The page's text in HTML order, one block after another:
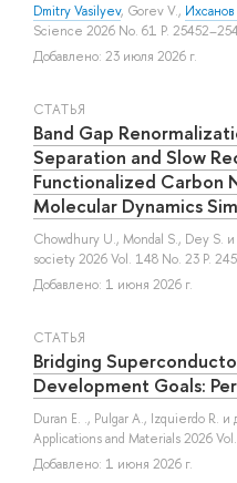
Dmitry Vasilyev, Gorev V.,
Science 2026 No. 61 P.
Добавлено: 23 июля 2026 г.
СТАТЬЯ
Band Gap
Separation and Slow
Functionalized Carbon
Molecular Dynamics
Chowdhury U., Mondal S., Dey S.
society 2026 Vol. 148 No. 23 P.
Добавлено: 1 июня 2026 г.
СТАТЬЯ
Bridging
Development Goals:
Duran E. ., Pulgar A., Izquierdo R. и
Applications and Materials 2026
Добавлено: 1 июня 2026 г.